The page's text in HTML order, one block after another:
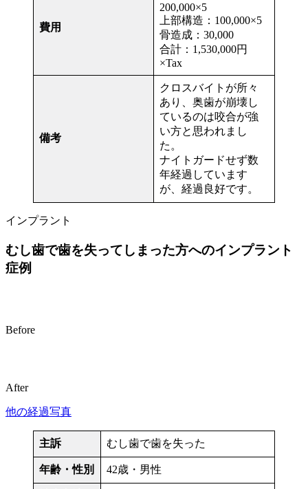
費用
200,000×5
上部構造：100,000×5
骨造成：30,000
合計：1,530,000円
×Tax
備考
クロスバイトが所々
あり、奥歯が崩壊し
ているのは咬合が強
い方と思われまし
た。
ナイトガードせず数
年経過しています
が、経過良好です。
インプラント
むし歯で歯を失ってしまった方へのインプラント
症例
Before
After
他の経過写真
主訴 むし歯で歯を失った
年齢・性別 42歳・男性